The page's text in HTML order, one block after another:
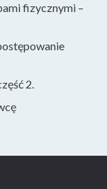
fizycznymi –
2.